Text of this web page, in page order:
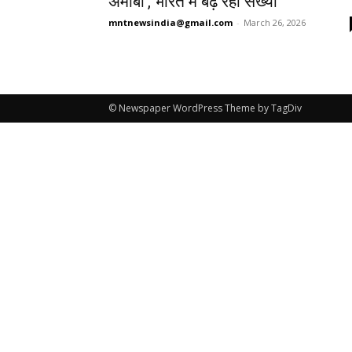
mntnewsindia@gmail.com - March 26, 2026
© Newspaper WordPress Theme by TagDiv